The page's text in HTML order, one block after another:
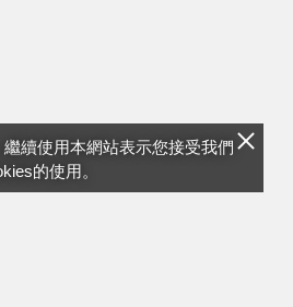
續使用本網站表示您接受我們
的使用。